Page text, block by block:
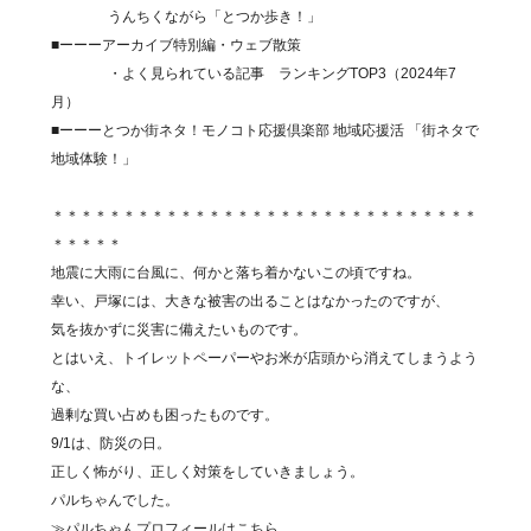
うんちくながら「とつか歩き！」
■ーーーアーカイブ特別編・ウェブ散策
・よく見られている記事 ランキングTOP3（2024年7
月）
■ーーーとつか街ネタ！モノコト応援倶楽部 地域応援活 「街ネタで
地域体験！」
＊＊＊＊＊＊＊＊＊＊＊＊＊＊＊＊＊＊＊＊＊＊＊＊＊＊＊＊＊＊
＊＊＊＊＊
地震に大雨に台風に、何かと落ち着かないこの頃ですね。
幸い、戸塚には、大きな被害の出ることはなかったのですが、
気を抜かずに災害に備えたいものです。
とはいえ、トイレットペーパーやお米が店頭から消えてしまうよう
な、
過剰な買い占めも困ったものです。
9/1は、防災の日。
正しく怖がり、正しく対策をしていきましょう。
パルちゃんでした。